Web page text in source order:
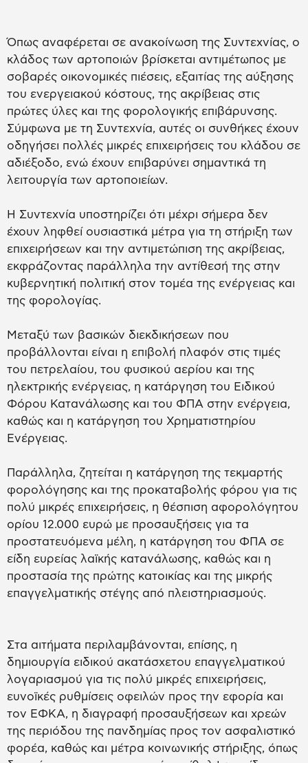
Όπως αναφέρεται σε ανακοίνωση της Συντεχνίας, ο
κλάδος των αρτοποιών βρίσκεται αντιμέτωπος με
σοβαρές οικονομικές πιέσεις, εξαιτίας της αύξησης
του ενεργειακού κόστους, της ακρίβειας στις
πρώτες ύλες και της φορολογικής επιβάρυνσης.
Σύμφωνα με τη Συντεχνία, αυτές οι συνθήκες έχουν
οδηγήσει πολλές μικρές επιχειρήσεις του κλάδου σε
αδιέξοδο, ενώ έχουν επιβαρύνει σημαντικά τη
λειτουργία των αρτοποιείων.
Η Συντεχνία υποστηρίζει ότι μέχρι σήμερα δεν
έχουν ληφθεί ουσιαστικά μέτρα για τη στήριξη των
επιχειρήσεων και την αντιμετώπιση της ακρίβειας,
εκφράζοντας παράλληλα την αντίθεσή της στην
κυβερνητική πολιτική στον τομέα της ενέργειας και
της φορολογίας.
Μεταξύ των βασικών διεκδικήσεων που
προβάλλονται είναι η επιβολή πλαφόν στις τιμές
του πετρελαίου, του φυσικού αερίου και της
ηλεκτρικής ενέργειας, η κατάργηση του Ειδικού
Φόρου Κατανάλωσης και του ΦΠΑ στην ενέργεια,
καθώς και η κατάργηση του Χρηματιστηρίου
Ενέργειας.
Παράλληλα, ζητείται η κατάργηση της τεκμαρτής
φορολόγησης και της προκαταβολής φόρου για τις
πολύ μικρές επιχειρήσεις, η θέσπιση αφορολόγητου
ορίου 12.000 ευρώ με προσαυξήσεις για τα
προστατευόμενα μέλη, η κατάργηση του ΦΠΑ σε
είδη ευρείας λαϊκής κατανάλωσης, καθώς και η
προστασία της πρώτης κατοικίας και της μικρής
επαγγελματικής στέγης από πλειστηριασμούς.
Στα αιτήματα περιλαμβάνονται, επίσης, η
δημιουργία ειδικού ακατάσχετου επαγγελματικού
λογαριασμού για τις πολύ μικρές επιχειρήσεις,
ευνοϊκές ρυθμίσεις οφειλών προς την εφορία και
τον ΕΦΚΑ, η διαγραφή προσαυξήσεων και χρεών
της περιόδου της πανδημίας προς τον ασφαλιστικό
φορέα, καθώς και μέτρα κοινωνικής στήριξης, όπως